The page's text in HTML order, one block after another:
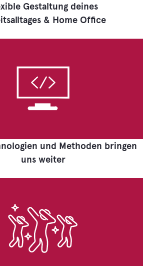
Gestaltung deines
& Home Office
und Methoden bringen
uns weiter